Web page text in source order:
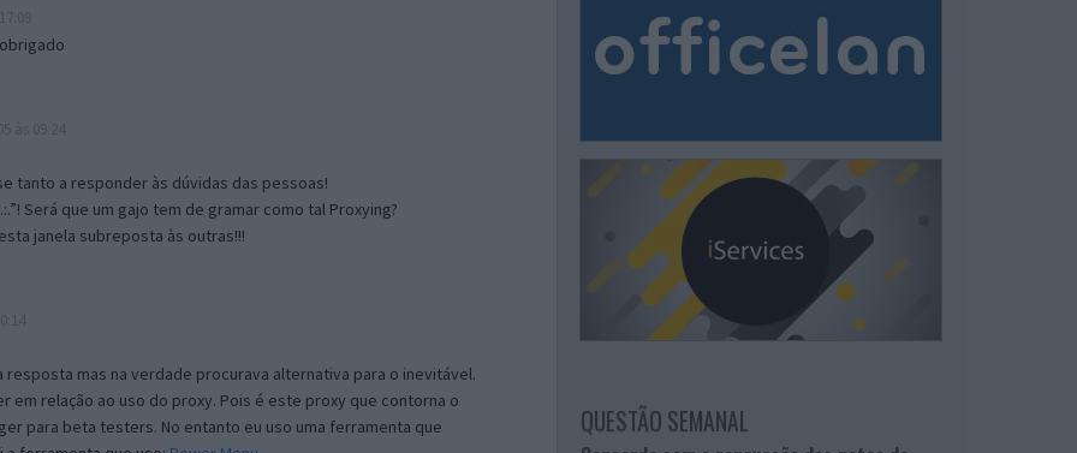
tanto a responder às dúvidas das pessoas!
Será que um gajo tem de gramar como tal Proxying?
janela subreposta às outras!!!
mas na verdade procurava alternativa para o inevitável.
em relação ao uso do proxy. Pois é este proxy que contorna o
para beta testers. No entanto eu uso uma ferramenta que
QUESTÃO SEMANAL